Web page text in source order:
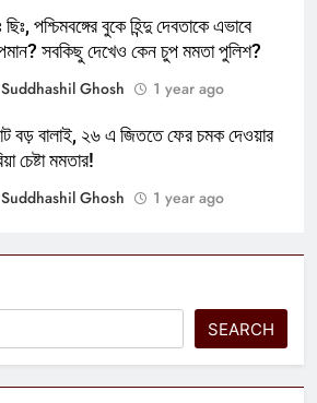
ছিঃ, পশ্চিমবঙ্গের বুকে হিন্দু দেবতাকে এভাবে
সবকিছু দেখেও কেন চুপ মমতা পুলিশ?
Suddhashil Ghosh
1 year ago
বড় বালাই, ২৬ এ জিততে ফের চমক দেওয়ার
চেষ্টা মমতার!
Suddhashil Ghosh
1 year ago
SEARCH